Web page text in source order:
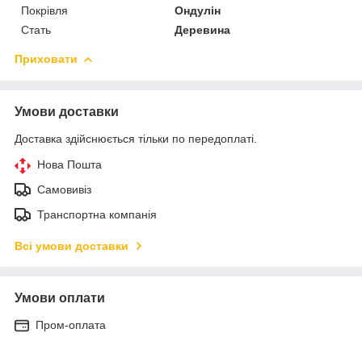
Покрівля
Ондулін
Стать
Деревина
Приховати
Умови доставки
Доставка здійснюється тільки по передоплаті.
Нова Пошта
Самовивіз
Транспортна компанія
Всі умови доставки
Умови оплати
Пром-оплата